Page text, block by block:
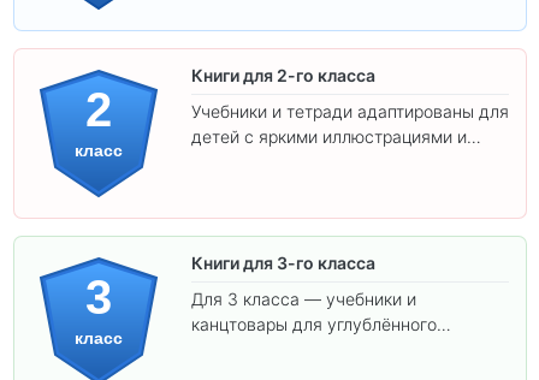
2
класс
Книги для 2-го класса
Учебники и тетради адаптированы для
детей с яркими иллюстрациями и
3
класс
Книги для 3-го класса
Для 3 класса — учебники и
канцтовары для углублённого